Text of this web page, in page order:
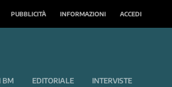
PUBBLICITÀ INFORMAZIONI ACCEDI
BM EDITORIALE INTERVISTE